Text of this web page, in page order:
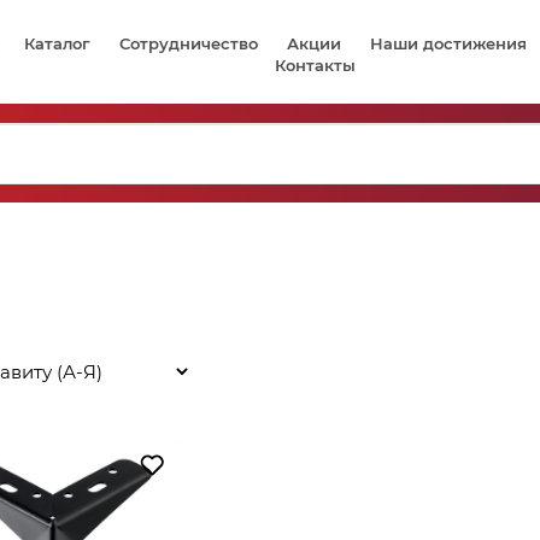
Каталог Сотрудничество Акции
Наши достижения
Контакты